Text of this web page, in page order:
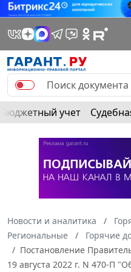
Бюджетный учет
Новости и аналитика
Региональные
Горячие
Постановление
19 августа 2022 г. N 470-П